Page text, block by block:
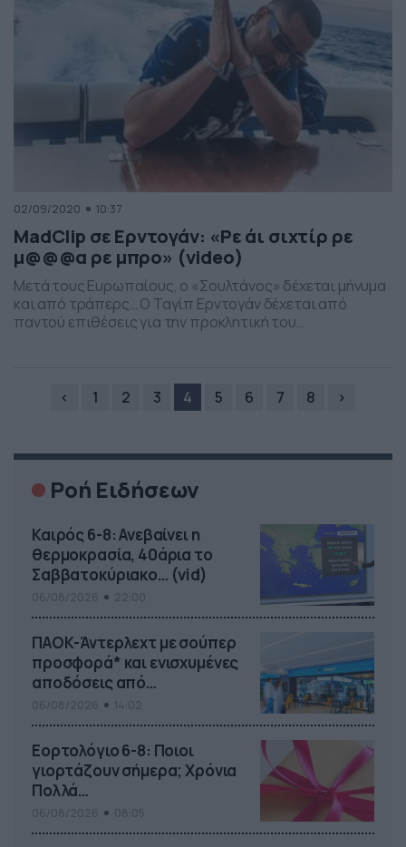
02/09/2020 10:37
MadClip σε Ερντογάν: «Ρε άι σιχτίρ ρε
μ@@@α ρε μπρο» (video)
Μετά τους Ευρωπαίους, ο «Σουλτάνος» δέχεται μήνυμα
και από τράπερς… Ο Ταγίπ Ερντογάν δέχεται από
παντού επιθέσεις για την προκλητική του
είδος μουσικής, ανέβασε βίντεο που βρίζει τον Τούρκο
‹ 1 2 3 4 5 6 7 8 ›
Ροή Ειδήσεων
Καιρός 6-8: Ανεβαίνει η
θερμοκρασία, 40άρια το
Σαββατοκύριακο… (vid)
ΠΑΟΚ-Άντερλεχτ με σούπερ
προσφορά* και ενισχυμένες
αποδόσεις από
το Pamestoixima.gr
Εορτολόγιο 6-8: Ποιοι
γιορτάζουν σήμερα; Χρόνια
Πολλά…